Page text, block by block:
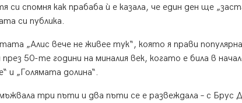
си спомня как прабаба ѝ е казала, че един ден ще
си публика.
„Алис вече не живее тук“, която я прави
през 50-те години на миналия век, когато е била в
и „Голямата долина“.
три пъти и два пъти се е развеждала – с